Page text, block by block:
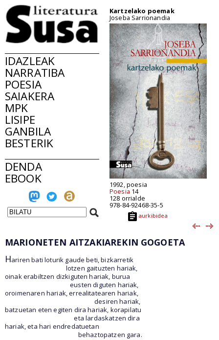
IDAZLEAK
NARRATIBA
POESIA
SAIAKERA
MPK
LISIPE
GANBILA
BESTERIK
DENDA
EBOOK
Kartzelako poemak
Joseba Sarrionandia
1992, poesia
Poesia 14
128 orrialde
978-84-92468-35-5
aurkibidea
MARIONETEN AITZAKIAREKIN GOGOETA
Hariren bati loturik gaude beti, bizkarretik
lotzen gaituzten hariak,
oinak erabiltzen dizkiguten hariak, burua
eusten diguten hariak,
oroimenaren hariak, errealitatearen hariak,
desiren hariak,
batzuetan eten egiten dira hariak, korapilatu
eta lardaskatzen dira
hariak, eta hari endredatuetan
behaztopatzen gara.